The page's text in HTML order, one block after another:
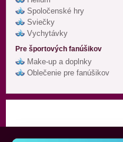
Spoločenské hry
Sviečky
Vychytávky
Pre športových fanúšikov
Make-up a doplnky
Oblečenie pre fanúšikov